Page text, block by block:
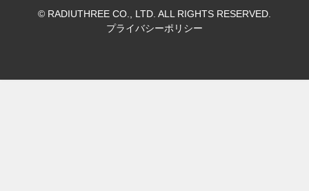
© RADIUTHREE CO., LTD. ALL RIGHTS RESERVED.
プライバシーポリシー